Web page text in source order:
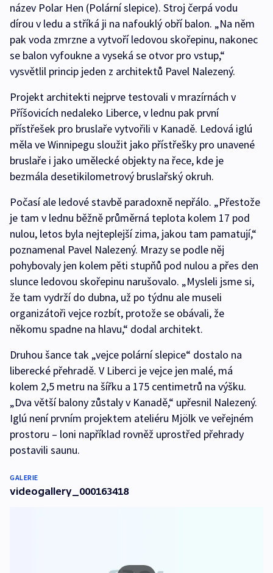
název Polar Hen (Polární slepice). Stroj čerpá vodu
dírou v ledu a stříká ji na nafouklý obří balon. „Na něm
pak voda zmrzne a vytvoří ledovou skořepinu, nakonec
se balon vyfoukne a vyseká se otvor pro vstup,“
vysvětlil princip jeden z architektů Pavel Nalezený.
Projekt architekti nejprve testovali v mrazírnách v
Příšovicích nedaleko Liberce, v lednu pak první
přístřešek pro bruslaře vytvořili v Kanadě. Ledová iglú
měla ve Winnipegu sloužit jako přístřešky pro unavené
bruslaře i jako umělecké objekty na řece, kde je
bezmála desetikilometrový bruslařský okruh.
Počasí ale ledové stavbě paradoxně nepřálo. „Přestože
je tam v lednu běžně průměrná teplota kolem 17 pod
nulou, letos byla nejteplejší zima, jakou tam pamatují,“
poznamenal Pavel Nalezený. Mrazy se podle něj
pohybovaly jen kolem pěti stupňů pod nulou a přes den
slunce ledovou skořepinu narušovalo. „Mysleli jsme si,
že tam vydrží do dubna, už po týdnu ale museli
organizátoři vejce rozbít, protože se obávali, že
někomu spadne na hlavu,“ dodal architekt.
Druhou šance tak „vejce polární slepice“ dostalo na
liberecké přehradě. V Liberci je vejce jen malé, má
kolem 2,5 metru na šířku a 175 centimetrů na výšku.
„Dva větší balony zůstaly v Kanadě,“ upřesnil Nalezený.
Iglú není prvním projektem ateliéru Mjölk ve veřejném
prostoru – loni například rovněž uprostřed přehrady
postavili saunu.
GALERIE
videogallery_000163418